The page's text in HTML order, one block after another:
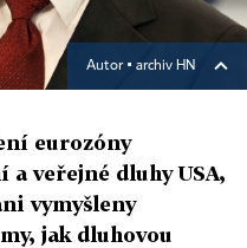
Autor ▪ archiv HN
eurozóny
veřejné dluhy USA,
vymyšleny
jak dluhovou